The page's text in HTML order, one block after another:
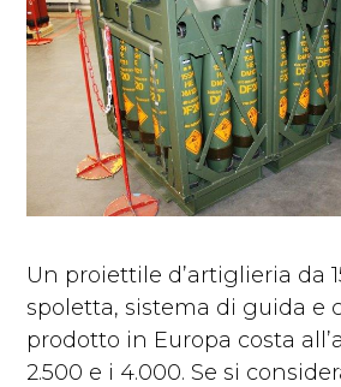
Un proiettile d’artiglieria da
spoletta, sistema di guida e
prodotto in Europa costa
2.500 e i 4.000. Se si